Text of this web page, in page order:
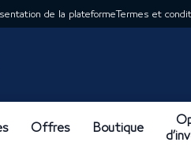
de la plateforme Termes et
Offres Boutique